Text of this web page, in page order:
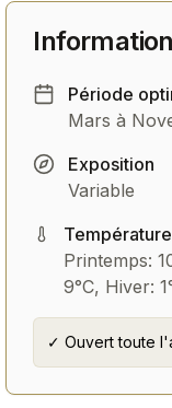
Continental GP
Période
Mars à
Exposition
Variable
Printemps:
9°C, Hiver:
✓ Ouvert toute